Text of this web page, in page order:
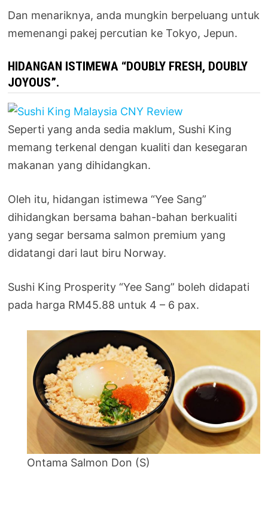
Dan menariknya, anda mungkin berpeluang untuk
memenangi pakej percutian ke Tokyo, Jepun.
HIDANGAN ISTIMEWA “DOUBLY FRESH, DOUBLY
JOYOUS”.
Seperti yang anda sedia maklum, Sushi King
memang terkenal dengan kualiti dan kesegaran
makanan yang dihidangkan.
Oleh itu, hidangan istimewa “Yee Sang”
dihidangkan bersama bahan-bahan berkualiti
yang segar bersama salmon premium yang
didatangi dari laut biru Norway.
Sushi King Prosperity “Yee Sang” boleh didapati
pada harga RM45.88 untuk 4 – 6 pax.
Ontama Salmon Don (S)